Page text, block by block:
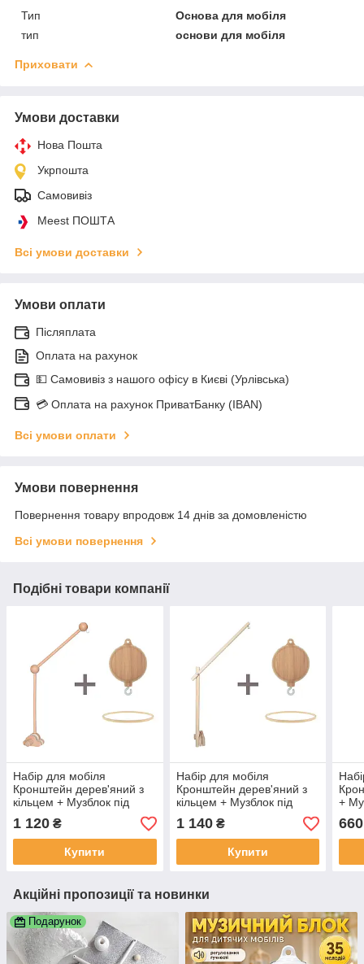
Тип
Основа для мобіля
тип
основи для мобіля
Приховати
Умови доставки
Нова Пошта
Укрпошта
Самовивіз
Meest ПОШТА
Всі умови доставки
Умови оплати
Післяплата
Оплата на рахунок
💵 Самовивіз з нашого офісу в Києві (Урлівська)
💳 Оплата на рахунок ПриватБанку (IBAN)
Всі умови оплати
Умови повернення
Повернення товару впродовж 14 днів за домовленістю
Всі умови повернення
Подібні товари компанії
Набір для мобіля
Кронштейн дерев'яний з
кільцем + Музблок під
Дерево на 35 мелодій
1 120 ₴
Купити
Набір для мобіля
Кронштейн дерев'яний з
кільцем + Музблок під
Дерево на 35 мелодій
1 140₴
Купити
+
660
Акційні пропозиції та новинки
Подарунок